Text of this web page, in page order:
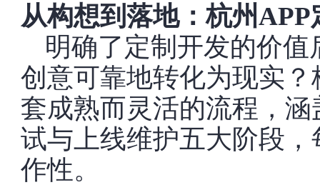
从构想到落地：杭州
明确了定制开发的价
创意可靠地转化为现实
套成熟而灵活的流程，
试与上线维护五大阶段
作性。